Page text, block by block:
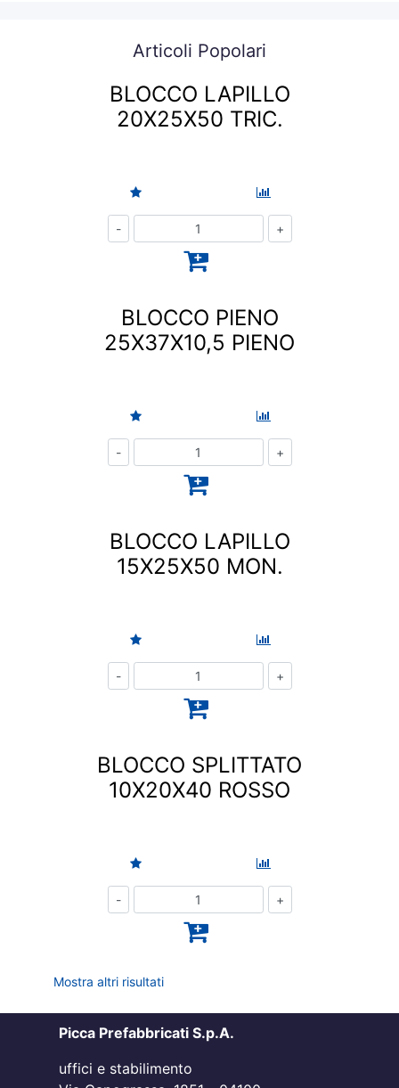
Articoli Popolari
BLOCCO LAPILLO
20X25X50 TRIC.
BLOCCO PIENO
25X37X10,5 PIENO
BLOCCO LAPILLO
15X25X50 MON.
BLOCCO SPLITTATO
10X20X40 ROSSO
Mostra altri risultati
Picca Prefabbricati S.p.A.
uffici e stabilimento